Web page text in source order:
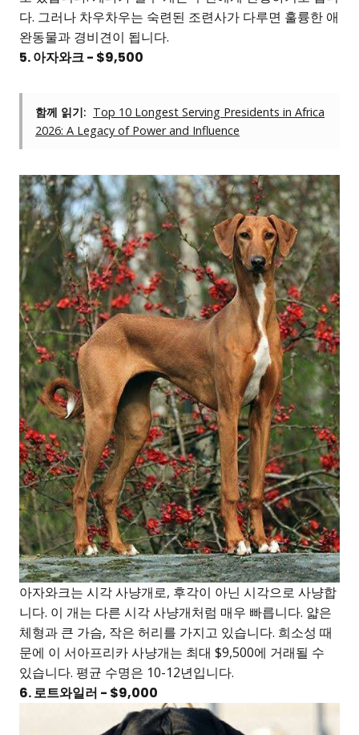
다. 그러나 차우차우는 숙련된 조련사가 다루면 훌륭한 애
완동물과 경비견이 됩니다.
5. 아자와크 - $9,500
함께 읽기: Top 10 Longest Serving Presidents in Africa
2026: A Legacy of Power and Influence
아자와크는 시각 사냥개로, 후각이 아닌 시각으로 사냥합
니다. 이 개는 다른 시각 사냥개처럼 매우 빠릅니다. 얇은
체형과 큰 가슴, 작은 허리를 가지고 있습니다. 희소성 때
문에 이 서아프리카 사냥개는 최대 $9,500에 거래될 수
있습니다. 평균 수명은 10-12년입니다.
6. 로트와일러 - $9,000